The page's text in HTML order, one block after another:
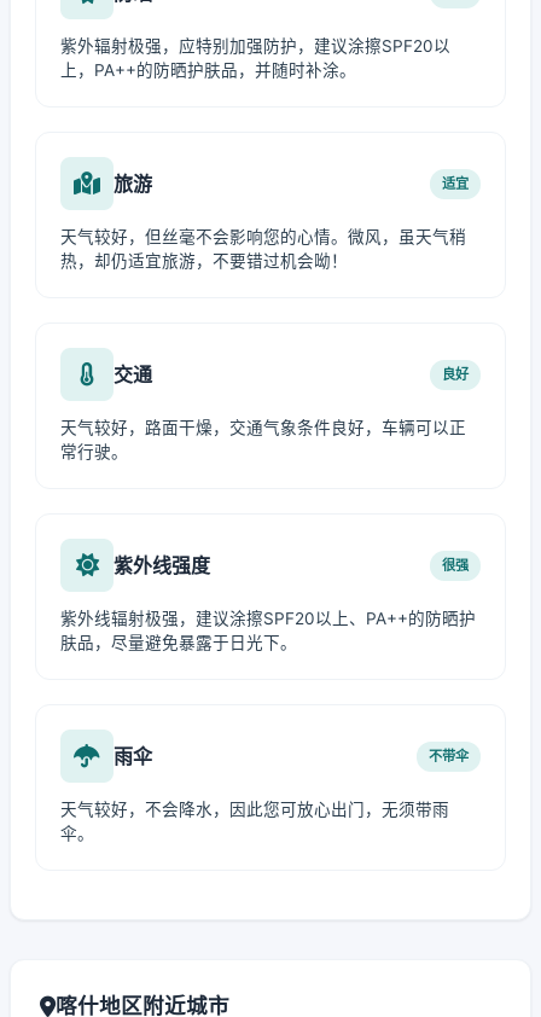
紫外辐射极强，应特别加强防护，建议涂擦SPF20以
上，PA++的防晒护肤品，并随时补涂。
旅游 适宜
天气较好，但丝毫不会影响您的心情。微风，虽天气稍
热，却仍适宜旅游，不要错过机会呦！
交通 良好
天气较好，路面干燥，交通气象条件良好，车辆可以正
常行驶。
紫外线强度 很强
紫外线辐射极强，建议涂擦SPF20以上、PA++的防晒护
肤品，尽量避免暴露于日光下。
雨伞 不带伞
天气较好，不会降水，因此您可放心出门，无须带雨
伞。
喀什地区附近城市